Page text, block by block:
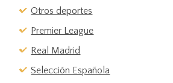
Otros deportes
Premier League
Real Madrid
Selección Española